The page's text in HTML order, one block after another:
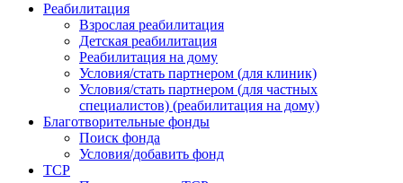
Реабилитация
Взрослая реабилитация
Детская реабилитация
Реабилитация на дому
Условия/стать партнером (для клиник)
Условия/стать партнером (для частных
специалистов) (реабилитация на дому)
Благотворительные фонды
Поиск фонда
Условия/добавить фонд
ТСР